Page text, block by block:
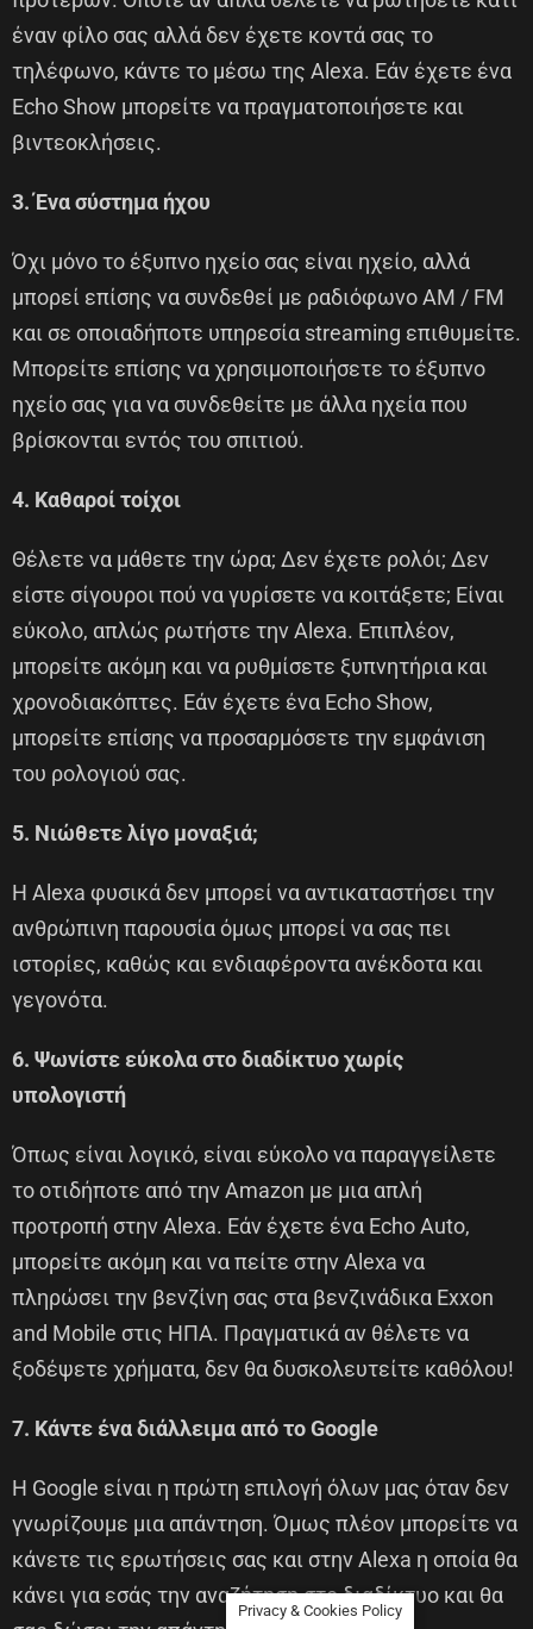
έναν φίλο σας αλλά δεν έχετε κοντά σας το
τηλέφωνο, κάντε το μέσω της Alexa. Εάν έχετε ένα
Echo Show μπορείτε να πραγματοποιήσετε και
βιντεοκλήσεις.
3. Ένα σύστημα ήχου
Όχι μόνο το έξυπνο ηχείο σας είναι ηχείο, αλλά
μπορεί επίσης να συνδεθεί με ραδιόφωνο AM / FM
και σε οποιαδήποτε υπηρεσία streaming επιθυμείτε.
Μπορείτε επίσης να χρησιμοποιήσετε το έξυπνο
ηχείο σας για να συνδεθείτε με άλλα ηχεία που
βρίσκονται εντός του σπιτιού.
4. Καθαροί τοίχοι
Θέλετε να μάθετε την ώρα; Δεν έχετε ρολόι; Δεν
είστε σίγουροι πού να γυρίσετε να κοιτάξετε; Είναι
εύκολο, απλώς ρωτήστε την Alexa. Επιπλέον,
μπορείτε ακόμη και να ρυθμίσετε ξυπνητήρια και
χρονοδιακόπτες. Εάν έχετε ένα Echo Show,
μπορείτε επίσης να προσαρμόσετε την εμφάνιση
του ρολογιού σας.
5. Νιώθετε λίγο μοναξιά;
Η Alexa φυσικά δεν μπορεί να αντικαταστήσει την
ανθρώπινη παρουσία όμως μπορεί να σας πει
ιστορίες, καθώς και ενδιαφέροντα ανέκδοτα και
γεγονότα.
6. Ψωνίστε εύκολα στο διαδίκτυο χωρίς
υπολογιστή
Όπως είναι λογικό, είναι εύκολο να παραγγείλετε
το οτιδήποτε από την Amazon με μια απλή
προτροπή στην Alexa. Εάν έχετε ένα Echo Auto,
μπορείτε ακόμη και να πείτε στην Alexa να
πληρώσει την βενζίνη σας στα βενζινάδικα Exxon
and Mobile στις ΗΠΑ. Πραγματικά αν θέλετε να
ξοδέψετε χρήματα, δεν θα δυσκολευτείτε καθόλου!
7. Κάντε ένα διάλλειμα από το Google
Η Google είναι η πρώτη επιλογή όλων μας όταν δεν
γνωρίζουμε μια απάντηση. Όμως πλέον μπορείτε να
κάνετε τις ερωτήσεις σας και στην Alexa η οποία θα
κάνει για εσάς την αναζήτηση στο διαδίκτυο και θα
Privacy & Cookies Policy